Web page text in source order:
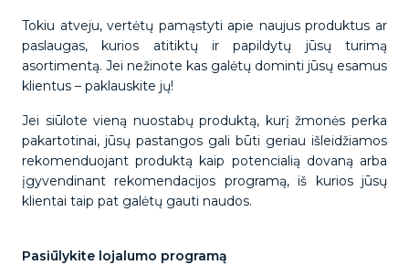
Tokiu atveju, vertėtų pamąstyti apie naujus produktus ar
paslaugas, kurios atitiktų ir papildytų jūsų turimą
asortimentą. Jei nežinote kas galėtų dominti jūsų esamus
klientus – paklauskite jų!
Jei siūlote vieną nuostabų produktą, kurį žmonės perka
pakartotinai, jūsų pastangos gali būti geriau išleidžiamos
rekomenduojant produktą kaip potencialią dovaną arba
įgyvendinant rekomendacijos programą, iš kurios jūsų
klientai taip pat galėtų gauti naudos.
Pasiūlykite lojalumo programą